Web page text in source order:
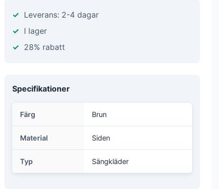
Leverans: 2-4 dagar
I lager
28% rabatt
Specifikationer
Färg Brun
Material Siden
Typ Sängkläder